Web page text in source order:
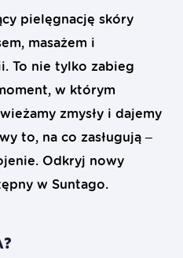
pielęgnację skóry
masażem i
To nie tylko zabieg
w którym
zmysły i dajemy
to, na co zasługują –
Odkryj nowy
w Suntago.